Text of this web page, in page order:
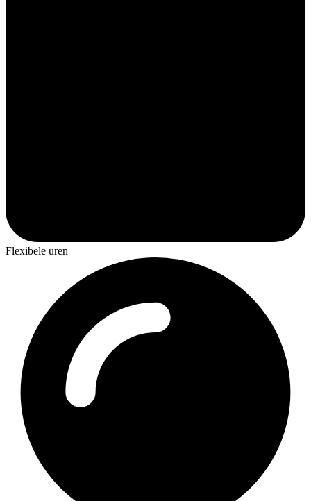
Flexibele uren